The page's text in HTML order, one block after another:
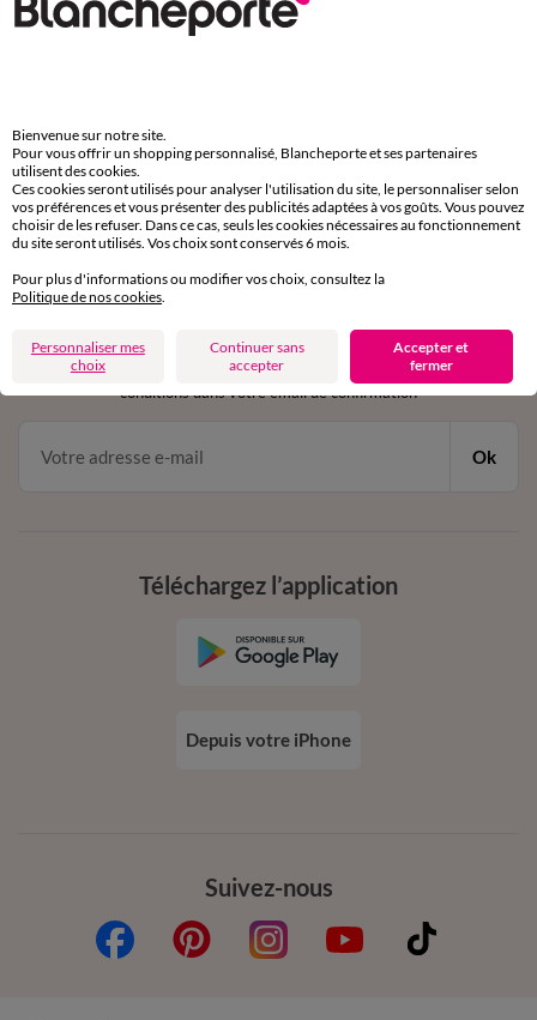
Livraison express
domicile, relais, consignes automatiques
Service clients
par chat et par téléphone
de 8h00 à 20h00 du lundi au samedi
en vous inscrivant à la newsletter
dès 20€ d’achat
conditions dans votre email de confirmation
Ok
Suivez-nous
Téléchargez l’application
Depuis votre iPhone
Bienvenue sur notre site.
Pour vous offrir un shopping personnalisé, Blancheporte et ses partenaires
utilisent des cookies.
Ces cookies seront utilisés pour analyser l'utilisation du site, le personnaliser selon
vos préférences et vous présenter des publicités adaptées à vos goûts. Vous pouvez
choisir de les refuser. Dans ce cas, seuls les cookies nécessaires au fonctionnement
du site seront utilisés. Vos choix sont conservés 6 mois.
Pour plus d'informations ou modifier vos choix, consultez la
Politique de nos cookies
Personnaliser mes
choix
Continuer sans
accepter
Accepter et
fermer